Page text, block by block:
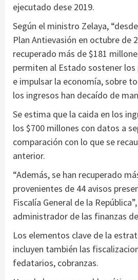
ejecutado dese 2019.
Según el ministro Zelaya,
Plan Antievasión en octubre de
recuperado más de $181
permiten al Estado sostener
e impulsar la economía, sobre
los ingresos han decaído de
Se estima que la caida en los
los $700 millones con datos a
comparación con lo que se
anterior.
“Además, se han recuperado
provenientes de 44 avisos
Fiscalía General de la
administrador de las finanzas
Los elementos clave de la
incluyen también las
fedatarios, cobranzas.